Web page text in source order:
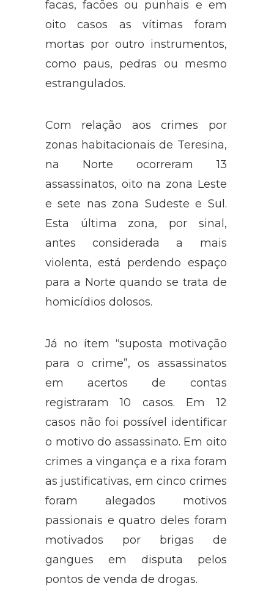
facas, facões ou punhais e em
oito casos as vítimas foram
mortas por outro instrumentos,
como paus, pedras ou mesmo
estrangulados.
Com relação aos crimes por
zonas habitacionais de Teresina,
na Norte ocorreram 13
assassinatos, oito na zona Leste
e sete nas zona Sudeste e Sul.
Esta última zona, por sinal,
antes considerada a mais
violenta, está perdendo espaço
para a Norte quando se trata de
homicídios dolosos.
Já no ítem “suposta motivação
para o crime”, os assassinatos
em acertos de contas
registraram 10 casos. Em 12
casos não foi possível identificar
o motivo do assassinato. Em oito
crimes a vingança e a rixa foram
as justificativas, em cinco crimes
foram alegados motivos
passionais e quatro deles foram
motivados por brigas de
gangues em disputa pelos
pontos de venda de drogas.